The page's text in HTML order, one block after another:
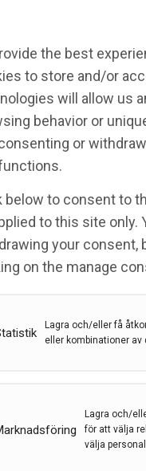
the best
to store and/or
will allow us
behavior or
or
below to consent to
to this site only.
your consent,
on the manage
Lagra och/eller få
eller kombinationer av
Lagra och/
för att välja
välja
capture-teknik,Horizon
vid Institutionen för
ingår i ett nytt
av EU-